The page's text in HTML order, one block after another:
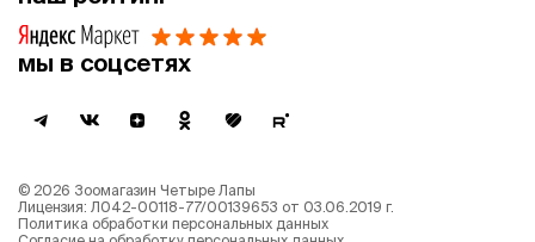
мы в соцсетях
© 2026 Зоомагазин Четыре Лапы
Лицензия: Л042-00118-77/00139653 от 03.06.2019 г.
Политика обработки персональных данных